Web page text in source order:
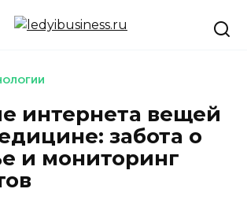
интернета вещей
забота о
и мониторинг